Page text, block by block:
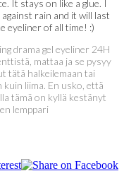
It stays on like a glue. I
rain and it will last
eyeliner of all time! :)
drama gel eyeliner 24H
mattaa ja se pysyy
tätä halkeilemaan tai
liima. En usko, että
tämä on kyllä kestänyt
lemppari